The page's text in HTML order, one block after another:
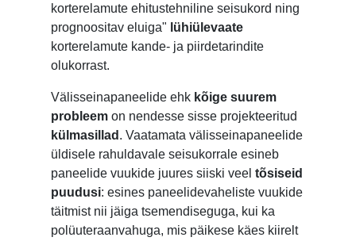
korterelamute ehitustehniline seisukord ning
prognoositav eluiga" lühiülevaate
korterelamute kande- ja piirdetarindite
olukorrast.
Välisseinapaneelide ehk kõige suurem
probleem on nendesse sisse projekteeritud
külmasillad . Vaatamata välisseinapaneelide
üldisele rahuldavale seisukorrale esineb
paneelide vuukide juures siiski veel tõsiseid
puudusi: esines paneelidevaheliste vuukide
täitmist nii jäiga tsemendiseguga, kui ka
polüuteraanvahuga, mis päikese käes kiirelt